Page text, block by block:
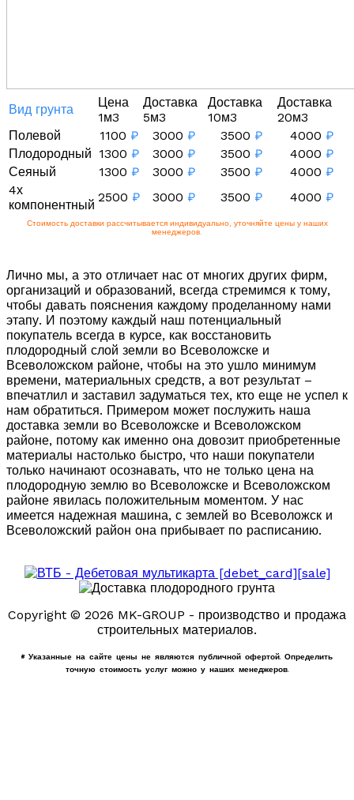
Вид грунта
Цена
1м3
Доставка
5м3
Доставка
10м3
Доставка
20м3
Полевой
1100 ₽ 3000 ₽ 3500 ₽ 4000 ₽
Плодородный 1300 ₽ 3000 ₽ 3500 ₽ 4000 ₽
Сеяный
1300 ₽ 3000 ₽ 3500 ₽ 4000 ₽
4х
компонентный
2500 ₽ 3000 ₽ 3500 ₽ 4000 ₽
Стоимость доставки рассчитывается индивидуально, уточняйте цены у наших
менеджеров.
Лично мы, а это отличает нас от многих других фирм,
организаций и образований, всегда стремимся к тому,
чтобы давать пояснения каждому проделанному нами
этапу. И поэтому каждый наш потенциальный
покупатель всегда в курсе, как восстановить
плодородный слой земли во Всеволожске и
Всеволожском районе, чтобы на это ушло минимум
времени, материальных средств, а вот результат –
впечатлил и заставил задуматься тех, кто еще не успел к
нам обратиться. Примером может послужить наша
доставка земли во Всеволожске и Всеволожском
районе, потому как именно она довозит приобретенные
материалы настолько быстро, что наши покупатели
только начинают осознавать, что не только цена на
плодородную землю во Всеволожске и Всеволожском
районе явилась положительным моментом. У нас
имеется надежная машина, с землей во Всеволожск и
Всеволожский район она прибывает по расписанию.
Copyright © 2026 MK-GROUP - производство и продажа
строительных материалов.
* Указанные на сайте цены не являются публичной офертой. Определить
точную стоимость услуг можно у наших менеджеров.